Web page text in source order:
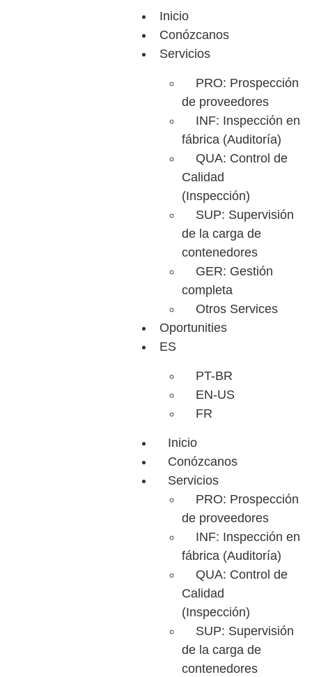
Inicio
Conózcanos
Servicios
PRO: Prospección
de proveedores
INF: Inspección en
fábrica (Auditoría)
QUA: Control de
Calidad
(Inspección)
SUP: Supervisión
de la carga de
contenedores
GER: Gestión
completa
Otros Services
Oportunities
ES
PT-BR
EN-US
FR
Inicio
Conózcanos
Servicios
PRO: Prospección
de proveedores
INF: Inspección en
fábrica (Auditoría)
QUA: Control de
Calidad
(Inspección)
SUP: Supervisión
de la carga de
contenedores